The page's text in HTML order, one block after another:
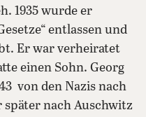
1935 wurde er
entlassen und
Er war verheiratet
einen Sohn. Georg
von den Nazis nach
nach Auschwitz